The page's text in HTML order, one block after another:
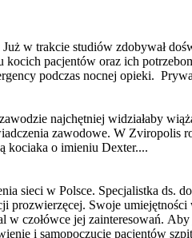
w trakcie studiów zdobywał
pacjentów oraz ich
podczas nocnej opieki.
najchętniej widziałaby
zawodowe. W
kociaka o imieniu Dexter....
sieci w Polsce. Specjalistka ds.
prozwierzęcej. Swoje
czołówce jej zainteresowań.
i samopoczucie pacjentów